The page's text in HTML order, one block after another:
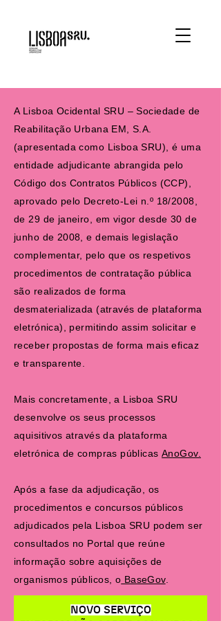
A Lisboa Ocidental SRU – Sociedade de
Reabilitação Urbana EM, S.A.
(apresentada como Lisboa SRU), é uma
entidade adjudicante abrangida pelo
Código dos Contratos Públicos (CCP),
aprovado pelo Decreto-Lei n.º 18/2008,
de 29 de janeiro, em vigor desde 30 de
junho de 2008, e demais legislação
complementar, pelo que os respetivos
procedimentos de contratação pública
são realizados de forma
desmaterializada (através de plataforma
eletrónica), permitindo assim solicitar e
receber propostas de forma mais eficaz
e transparente.
Mais concretamente, a Lisboa SRU
desenvolve os seus processos
aquisitivos através da plataforma
eletrónica de compras públicasAnoGov.
Após a fase da adjudicação, os
procedimentos e concursos públicos
adjudicados pela Lisboa SRU podem ser
consultados no Portal que reúne
informação sobre aquisições de
organismos públicos, o BaseGov.
NOVO SERVIÇO